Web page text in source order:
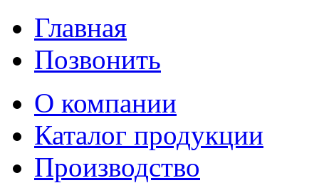
Главная
Позвонить
О компании
Каталог продукции
Производство